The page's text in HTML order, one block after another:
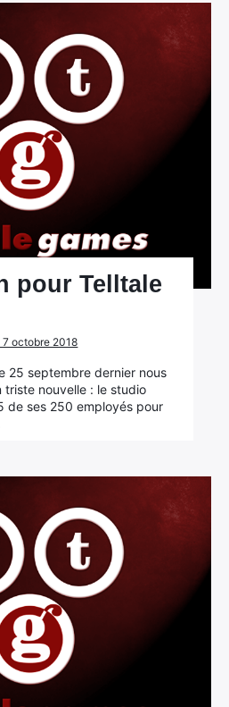
pour Telltale
7 octobre 2018
25 septembre dernier nous
triste nouvelle : le studio
de ses 250 employés pour